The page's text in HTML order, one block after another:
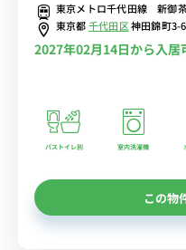
東京メトロ千代田線 新御
東京都千代田区神田錦町3-
2027年02月14日から入居
バストイレ別 室内洗濯機
この物